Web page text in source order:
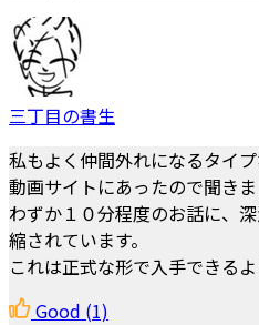
三丁目の書生
私もよく仲間外れになるタイプ
動画サイトにあったので聞きま
わずか１０分程度のお話に、
縮されています。
これは正式な形で入手できる
Good (1)